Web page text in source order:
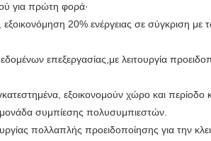
για πρώτη φορά·
εξοικονόμηση 20% ενέργειας σε σύγκριση
επεξεργασίας,με λειτουργία
εξοικονομούν χώρο και περίοδο
συμπίεσης πολυσυμπιεστών.
πολλαπλής προειδοποίησης για την